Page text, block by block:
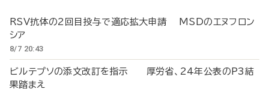
RSV抗体の2回目投与で適応拡大申請 MSDのエヌフロン
シア
8/7 20:43
ビルテプソの添文改訂を指示 厚労省、24年公表のP3結
果踏まえ